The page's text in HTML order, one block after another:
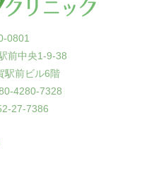
0801
前中央1-9-38
駅前ビル6階
4280-7328
27-7386